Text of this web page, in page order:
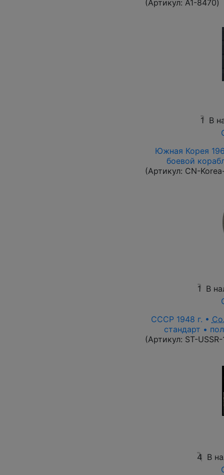
(Артикул: A1-8470)
1 В
Южная Корея
боевой
(Артикул: CN-
1 В
СССР 1948 г. •
стандарт •
(Артикул: ST-
4 В